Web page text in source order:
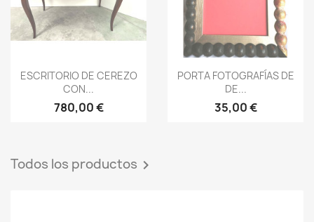
Vista rápida
ESCRITORIO DE CEREZO
CON...
780,00 €
 Vista rápida
PORTA FOTOGRAFÍAS DE
DE...
35,00 €
Todos los productos 